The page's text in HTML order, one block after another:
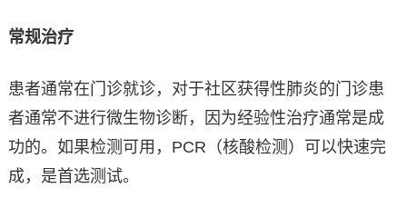
常规治疗
患者通常在门诊就诊，对于社区获得性肺炎的门诊患
者通常不进行微生物诊断，因为经验性治疗通常是成
功的。如果检测可用，PCR（核酸检测）可以快速完
成，是首选测试。